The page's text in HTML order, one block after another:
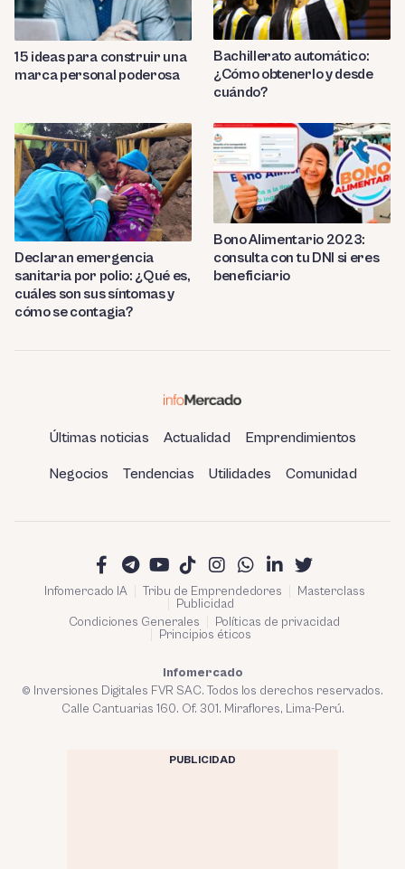
15 ideas para construir una
marca personal poderosa
Bachillerato automático:
¿Cómo obtenerlo y desde
cuándo?
Declaran emergencia
sanitaria por polio: ¿Qué es,
cuáles son sus síntomas y
cómo se contagia?
Bono Alimentario 2023:
consulta con tu DNI si eres
beneficiario
Últimas noticias Actualidad Emprendimientos
Negocios Tendencias Utilidades Comunidad
Infomercado IA Tribu de Emprendedores
Masterclass
Publicidad
Condiciones Generales
Políticas de privacidad
Principios éticos
Infomercado
© Inversiones Digitales FVR SAC. Todos los derechos reservados.
Calle Cantuarias 160. Of. 301. Miraflores, Lima-Perú.
PUBLICIDAD